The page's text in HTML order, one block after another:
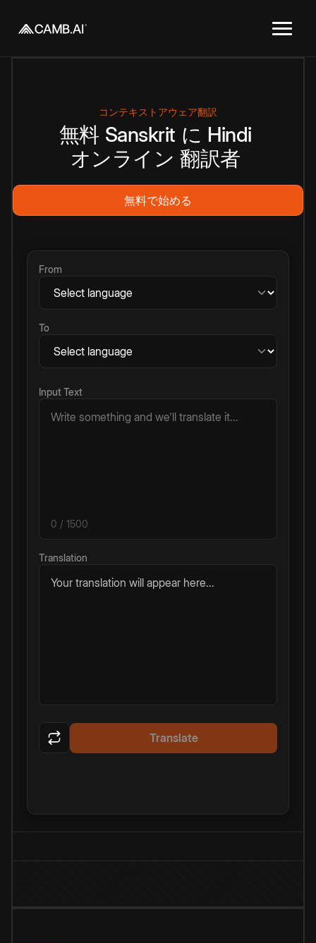
コンテキストアウェア翻訳
無料 Sanskrit に Hindi
オンライン 翻訳者
無料で始める
From
To
Input Text
0 / 1500
Translation
Your translation will appear here...
Translate